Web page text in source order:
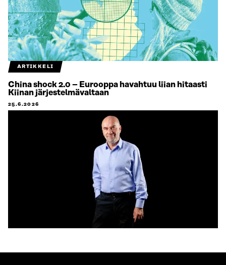
ARTIKKELI
China shock 2.0 – Eurooppa havahtuu liian hitaasti
Kiinan järjestelmävaltaan
25.6.2026